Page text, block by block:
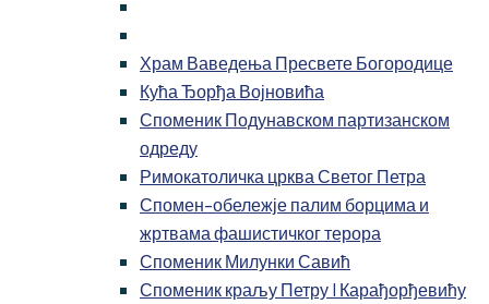
Храм Ваведења Пресвете Богородице
Кућа Ђорђа Војновића
Споменик Подунавском партизанском
одреду
Римокатоличка црква Светог Петра
Спомен-обележје палим борцима и
жртвама фашистичког терора
Споменик Милунки Савић
Споменик краљу Петру I Карађорђевићу